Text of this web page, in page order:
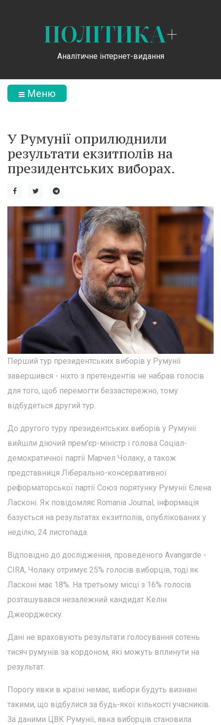
ПОЛІТИКА+
Аналітичне інтернет-видання
Меню
У Румунії оприлюднили
результати екзитполів на
президентських виборах.
Перший тур президентських виборів у Румунії
завершився - ніхто з претендентів не набрав голосів
для того, щоб перемогти беззастережно, тому
відбудеться другий тур.
До другого туру президентських виборів у Румунії
вийшли діючий прем'єр-міністр і голова Соціал-
демократичної партії Марчел Чолаку, а також
представниця Ліберально-консервативної
реформаторської партії Союз порятунку Румунії Єлена
Ласконі. Як повідомляє Romania Journal, інформація
базується на результатах екзитполів, опублікованих у
неділю, 24 листопада.
Відповідно до дослідження, проведеного Avangarde -
CIRA, Чолаку отримує 25% голосів виборців, тоді як
Ласконі має 18%. На третьому місці з 16% голосів
розташувався незалежний кандидат Келін
Джеорджеску.
Дані не враховують результати голосування сотень
тисяч румунів за кордоном, які можуть вплинути на
результат.
Порогу явки в країні немає, вибори будуть визнані
такими, що відбулися за будь-якої кількості учасників.
За даними ЦВК Румунії, явка виборців становила